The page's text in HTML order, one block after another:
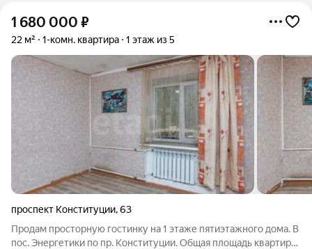
1 680 000 ₽
22 м² 1-комн. квартира 1 этаж из 5
проспект Конституции,63
Продам просторную гостинку на 1 этаже пятиэтажного дома. В
пос. Энергетики по пр. Конституции. Общая площадь квартиры